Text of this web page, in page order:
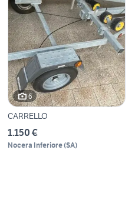
6
CARRELLO
1.150 €
Nocera Inferiore(SA)